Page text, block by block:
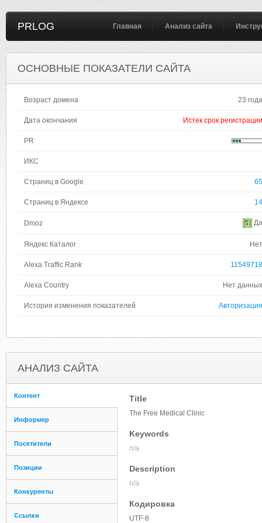
PRLOG Главная Анализ сайта
ОСНОВНЫЕ ПОКАЗАТЕЛИ САЙТА
Возраст домена 23 года
Дата окончания Истек срок регистрации
PR
ИКС
Страниц в Google 65
Страниц в Яндексе 14
Dmoz Да
Яндекс Каталог Нет
Alexa Traffic Rank 11549718
Alexa Country Нет данных
История изменения показателей Авторизация
АНАЛИЗ САЙТА
Контент
Информер
Посетители
Позиции
Конкуренты
Ссылки
Title
The Free Medical Clinic
Keywords
n/a
Description
n/a
Кодировка
UTF-8